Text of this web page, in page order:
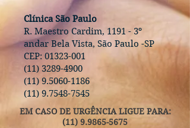
Clínica São Paulo
R. Maestro Cardim, 1191 - 3º
andar Bela Vista, São Paulo -SP
CEP: 01323-001
(11) 3289-4900
(11) 9.5060-1186
(11) 9.7548-7545
EM CASO DE URGÊNCIA LIGUE PARA:
(11) 9.9865-5675